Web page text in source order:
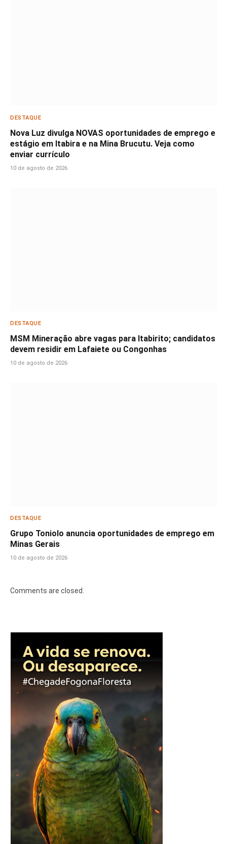
DESTAQUE
Nova Luz divulga NOVAS oportunidades de emprego e
estágio em Itabira e na Mina Brucutu. Veja como
enviar currículo
10 de agosto de 2026
DESTAQUE
MSM Mineração abre vagas para Itabirito; candidatos
devem residir em Lafaiete ou Congonhas
10 de agosto de 2026
DESTAQUE
Grupo Toniolo anuncia oportunidades de emprego em
Minas Gerais
10 de agosto de 2026
Comments are closed.